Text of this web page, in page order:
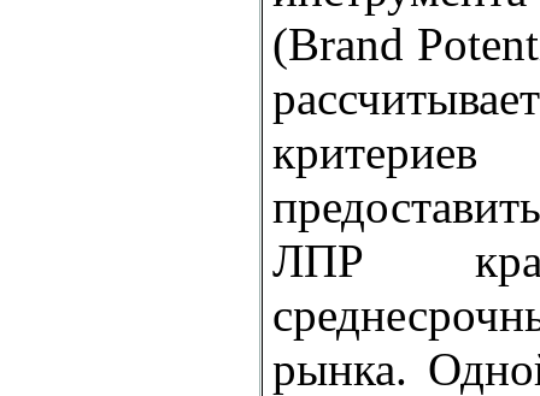
(Brand
ЛПР
рынка.